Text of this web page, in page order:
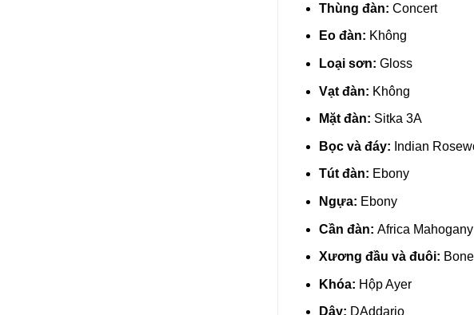
Thùng đàn: Concert
Eo đàn: Không
Loại sơn: Gloss
Vạt đàn: Không
Mặt đàn: Sitka 3A
Bọc và đáy: Indian
Tút đàn: Ebony
Ngựa: Ebony
Cần đàn: Africa Mahogany
Xương đầu và đuôi: Bone
Khóa: Hộp Ayer
Dây: DAddario